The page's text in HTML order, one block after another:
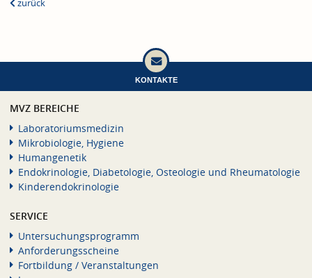
zurück
KONTAKTE
MVZ BEREICHE
Laboratoriumsmedizin
Mikrobiologie, Hygiene
Humangenetik
Endokrinologie, Diabetologie, Osteologie und Rheumatologie
Kinderendokrinologie
SERVICE
Untersuchungsprogramm
Anforderungsscheine
Fortbildung / Veranstaltungen